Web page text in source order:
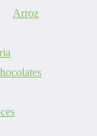
Arroz